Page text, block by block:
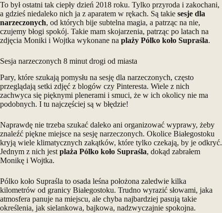
To był ostatni tak ciepły dzień 2018 roku. Tylko przyroda i zakochani,
a gdzieś niedaleko nich ja z aparatem w rękach. Są takie sesje dla
narzeczonych, od których bije subtelna magia, a patrząc na nie,
czujemy błogi spokój. Takie mam skojarzenia, patrząc po latach na
zdjęcia Moniki i Wojtka wykonane na plaży Pólko koło Supraśla.
Sesja narzeczonych 8 minut drogi od miasta
Pary, które szukają pomysłu na sesję dla narzeczonych, często
przeglądają setki zdjęć z blogów czy Pinteresta. Wiele z nich
zachwyca się pięknymi plenerami i smuci, że w ich okolicy nie ma
podobnych. I tu najczęściej są w błędzie!
Naprawdę nie trzeba szukać daleko ani organizować wyprawy, żeby
znaleźć piękne miejsce na sesję narzeczonych. Okolice Białegostoku
kryją wiele klimatycznych zakątków, które tylko czekają, by je odkryć.
Jednym z nich jest plaża Pólko koło Supraśla, dokąd zabrałem
Monikę i Wojtka.
Pólko koło Supraśla to osada leśna położona zaledwie kilka
kilometrów od granicy Białegostoku. Trudno wyrazić słowami, jaka
atmosfera panuje na miejscu, ale chyba najbardziej pasują takie
określenia, jak sielankowa, bajkowa, nadzwyczajnie spokojna.